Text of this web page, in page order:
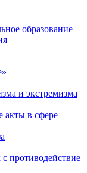
образование
и экстремизма
в сфере
противодействие